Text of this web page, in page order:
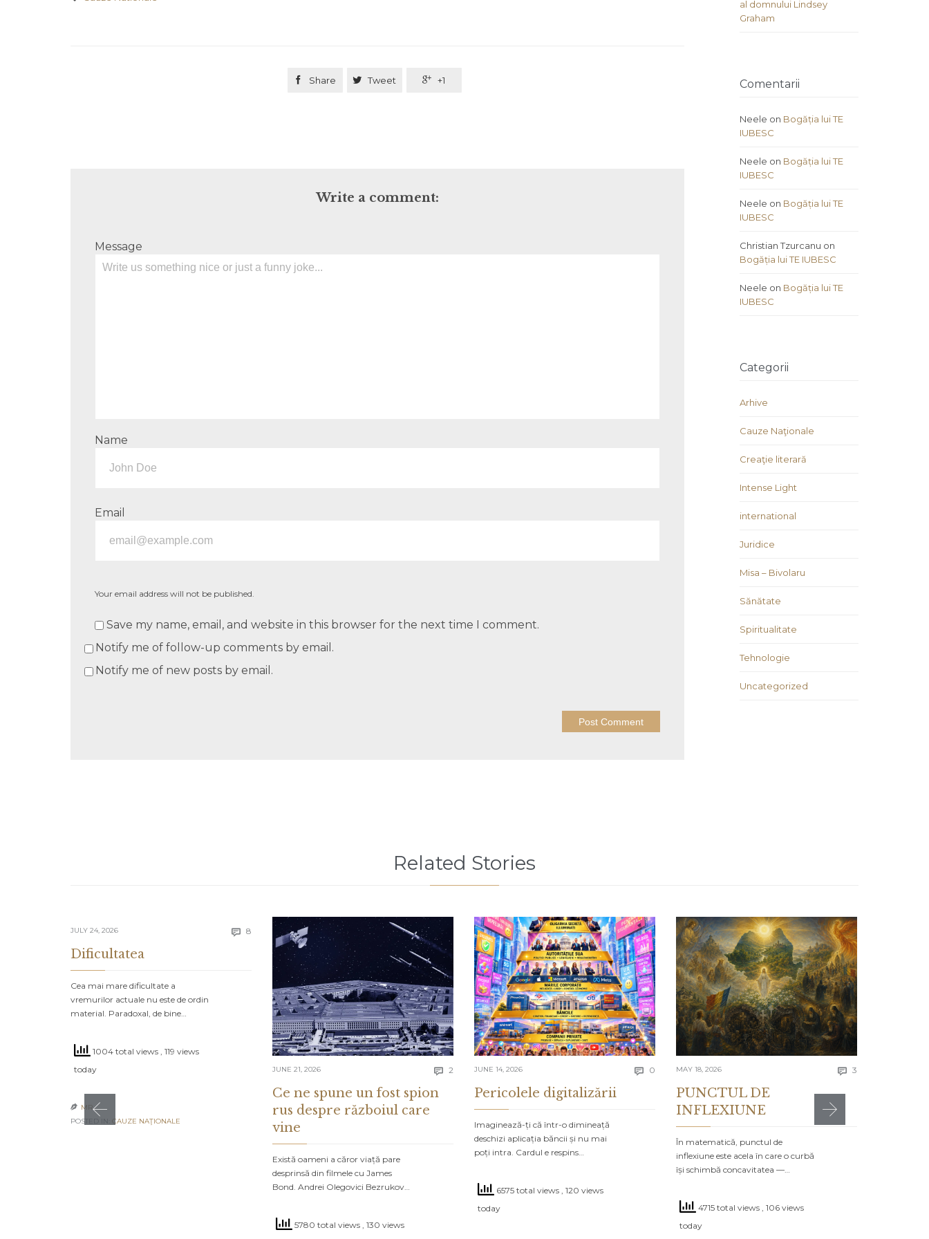
 Share  Tweet  +1
Write a comment:
Message
Name
Email
Your email address will not be published.
Save my name, email, and website in this browser for the next time I comment.
Notify me of follow-up comments by email.
Notify me of new posts by email.
al domnului Lindsey
Graham
Comentarii
Neele on Bogăția lui TE
IUBESC
Neele on Bogăția lui TE
IUBESC
Neele on Bogăția lui TE
IUBESC
Christian Tzurcanu on
Bogăția lui TE IUBESC
Neele on Bogăția lui TE
IUBESC
Categorii
Arhive
Cauze Naţionale
Creaţie literară
Intense Light
international
Juridice
Misa – Bivolaru
Sănătate
Spiritualitate
Tehnologie
Uncategorized
Related Stories
JULY 24, 2026  8 Comments
Dificultatea
Cea mai mare dificultate a
vremurilor actuale nu este de ordin
material. Paradoxal, de bine…
1004 total views , 119 views
today
 MR
POSTED IN: CAUZE NAŢIONALE
JUNE 21, 2026  2 Comments
Ce ne spune un fost spion
rus despre războiul care
vine
Există oameni a căror viață pare
desprinsă din filmele cu James
Bond. Andrei Olegovici Bezrukov…
5780 total views , 130 views
JUNE 14, 2026  0 Comments
Pericolele digitalizării
Imaginează-ți că într-o dimineață
deschizi aplicația băncii și nu mai
poți intra. Cardul e respins…
6575 total views , 120 views
today
MAY 18, 2026  3
PUNCTUL DE
INFLEXIUNE
În matematică, punctul de
inflexiune este acela în care o curbă
își schimbă concavitatea —…
4715 total views , 106 views
today